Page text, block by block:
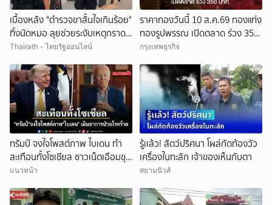
เบื้องหลัง "ตำรวจขาสั้นใจเกินร้อย"
ทิ้งนัดหมอ ลุยช่วยระงับเหตุกราด
ยิงในโรงเรียน
Thairath - ไทยรัฐออนไลน์
ราคาทองวันนี้ 10 ส.ค.69 ทองแท่ง
ทองรูปพรรณ เปิดตลาด ร่วง 350
บาท
กรุงเทพธุรกิจ
ทรัมป์ จงใจโพสต์ภาพ ไบเดน ทำ
สะเทือนทั้งโซเชียล ชาวเน็ตเอือมขุด
คำพูดประจานความเลือดเย็น
แนวหน้า
รู้เเล้ว! สัตว์ปริศนา โผล่กัดท้องวัว
เครื่องในทะลัก เจ้าของเห็นกับตา
สยามนิวส์